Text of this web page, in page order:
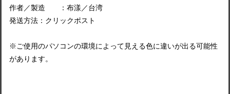
作者／製造 ：布漾／台湾
発送方法：クリックポスト
※ご使用のパソコンの環境によって見える色に違いが出る可能性
があります。